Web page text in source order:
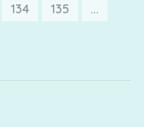
134 135
…